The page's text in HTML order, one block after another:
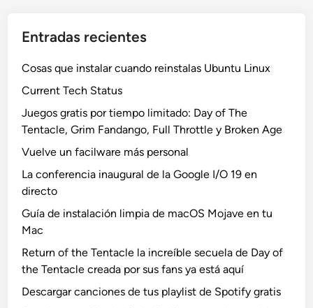
Entradas recientes
Cosas que instalar cuando reinstalas Ubuntu Linux
Current Tech Status
Juegos gratis por tiempo limitado: Day of The
Tentacle, Grim Fandango, Full Throttle y Broken Age
Vuelve un facilware más personal
La conferencia inaugural de la Google I/O 19 en
directo
Guía de instalación limpia de macOS Mojave en tu
Mac
Return of the Tentacle la increíble secuela de Day of
the Tentacle creada por sus fans ya está aquí
Descargar canciones de tus playlist de Spotify gratis